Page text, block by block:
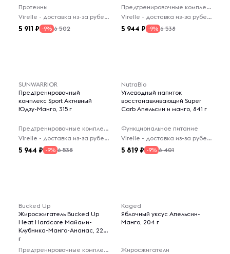
Протеины
Virelle - доставка из-за рубежа
5 911 -9% 6 502
Предтренировочные комплексы
Virelle - доставка из-за рубежа
5 944 -9% 6 538
SUNWARRIOR
Предтренировочный
комплекс Sport Активный
Юдзу-Манго, 315 г
Предтренировочные комплексы
Virelle - доставка из-за рубежа
5 944 -9% 6 538
NutraBio
Углеводный напиток
восстанавливающий Super
Carb Апельсин и манго, 841 г
Функциональное питание
Virelle - доставка из-за рубежа
5 819 -9% 6 401
Bucked Up
Жиросжигатель Bucked Up
Heat Hardcore Майами-
Клубника-Манго-Ананас, 228
г
Предтренировочные комплексы
Kaged
Яблочный уксус Апельсин-
Манго, 204 г
Жиросжигатели